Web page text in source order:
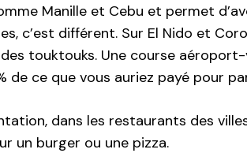
Manille et Cebu et permet
c’est différent. Sur El Nido et
touktouks. Une course
de ce que vous auriez payé pour
dans les restaurants des
un burger ou une pizza.